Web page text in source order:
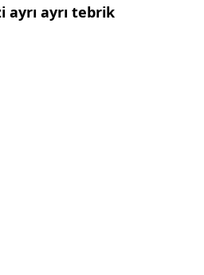
ayrı ayrı tebrik